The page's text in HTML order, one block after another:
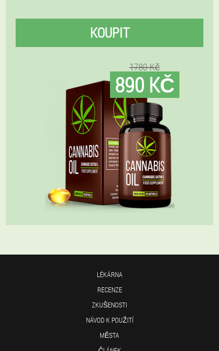
KOUPIT
1780 Kč
890 KČ
LÉKÁRNA
RECENZE
ZKUŠENOSTI
NÁVOD K POUŽITÍ
MĚSTA